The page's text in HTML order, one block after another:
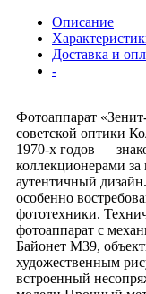
Описание
Доставка и
-
Фотоаппарат
советской оптики
1970‑х годов —
коллекционерами
аутентичный
особенно
фототехники.
фотоаппарат с
Байонет М39,
художественным
встроенный